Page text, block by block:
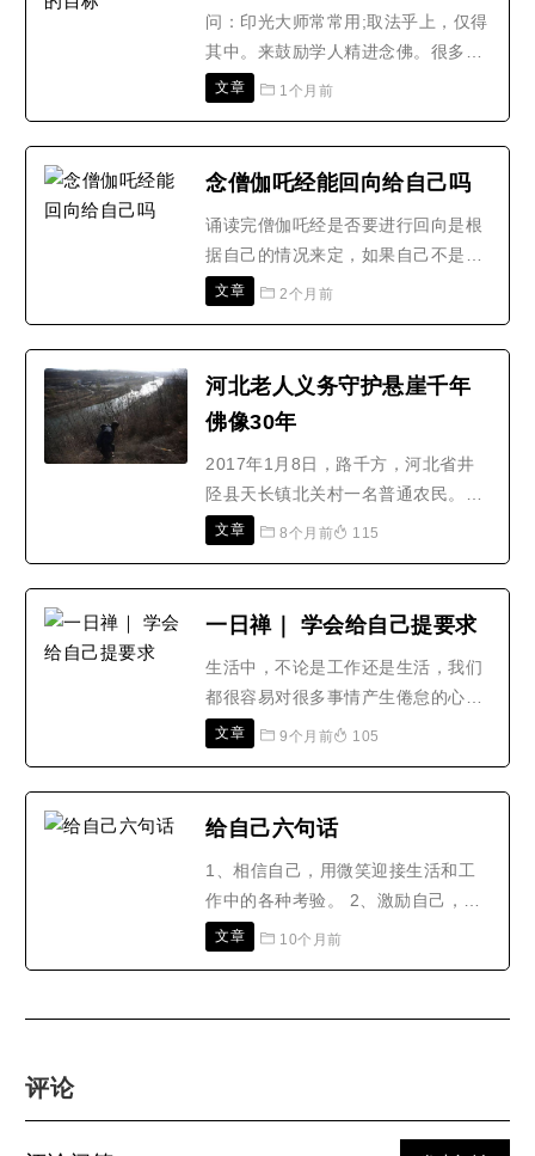
问：印光大师常常用;取法乎上，仅得
其中。来鼓励学人精进念佛。很多人
为了保险起见，便以此为根据，给自
是，大师又说到，念念在净土，方可
此义，以自求上品，何善如之。若执
定此义，以教中下根人，则..
文章 1个月前
念僧伽吒经能回向给自己吗
诵读完僧伽吒经是否要进行回向是根
据自己的情况来定，如果自己不是很
顺利的话，那么自己积攒着先改变自
不止是自己，他人也会得到相应的祝
回向。回向的方式有小回向，同时也
是回向最多的一种回向方法..
文章 2个月前
河北老人义务守护悬崖千年
佛像30年
2017年1月8日，路千方，河北省井
陉县天长镇北关村一名普通农民。同
时，他还有另外一个身份--千年庙宇
宇的重任。从20多岁的青年，到满头
灰发的老年，路千方脸上的道道皱
纹，似乎记录着那些义务守护的匆匆
岁月。通往摩崖佛像的途中，路..
文章 8个月前 115
一日禅｜ 学会给自己提要求
生活中，不论是工作还是生活，我们
都很容易对很多事情产生倦怠的心
理，比如很多人在新工作上手3个月
聊，我们应该学会在不同阶段给自己
求自己提高效率，把宝贵的时间节省
出来学习别的东西。华人居士网..
文章 9个月前 105
给自己六句话
1、相信自己，用微笑迎接生活和工
作中的各种考验。 2、激励自己，用
行动和努力来证明自己不比别人差。
心性保持平和。 5、完善自己，让自
文章 10个月前
评论